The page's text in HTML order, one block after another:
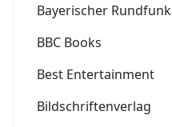
Bayerischer Rundfunk
BBC Books
Best Entertainment
Bildschriftenverlag